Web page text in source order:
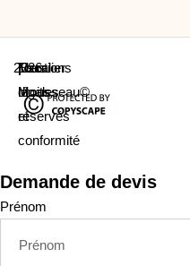
Escalier
Mousseau©
2026
|Mentions
légales
et
conformité
|Tous
droits
réservés
|
Demande de devis
Prénom